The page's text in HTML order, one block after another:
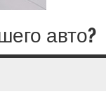
авто?